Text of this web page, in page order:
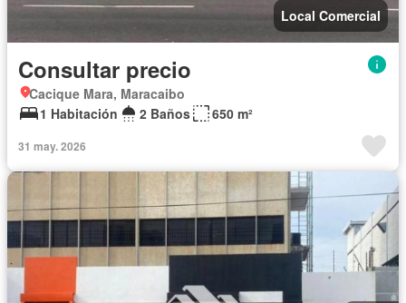
Local Comercial
Consultar precio
Cacique Mara, Maracaibo
1 Habitación
2 Baños 650 m²
31 may. 2026